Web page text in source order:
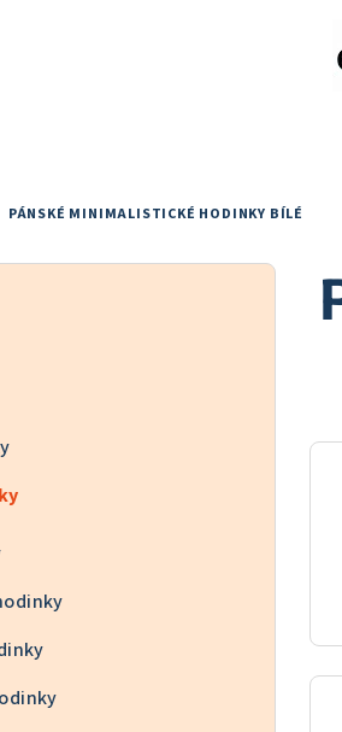
PÁNSKÉ MINIMALISTICKÉ HODINKY BÍLÉ